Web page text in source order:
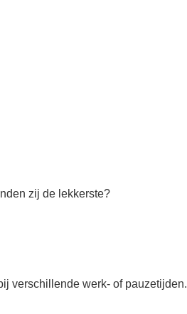
zij de lekkerste?
verschillende werk- of pauzetijden.